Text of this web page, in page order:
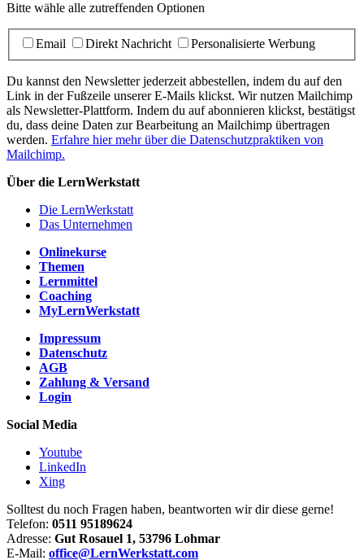
Bitte wähle alle zutreffenden Optionen
Email Direkt Nachricht Personalisierte Werbung
Du kannst den Newsletter jederzeit abbestellen, indem du auf den
Link in der Fußzeile unserer E-Mails klickst. Wir nutzen Mailchimp
als Newsletter-Plattform. Indem du auf abonnieren klickst, bestätigst
du, dass deine Daten zur Bearbeitung an Mailchimp übertragen
werden. Erfahre hier mehr über die Datenschutzpraktiken von
Mailchimp.
Über die LernWerkstatt
Die LernWerkstatt
Das Unternehmen
Onlinekurse
Themen
Lernmittel
Coaching
MyLernWerkstatt
Impressum
Datenschutz
AGB
Zahlung & Versand
Login
Social Media
Youtube
LinkedIn
Xing
Solltest du noch Fragen haben, beantworten wir dir diese gerne!
Telefon: 0511 95189624
Adresse: Gut Rosauel 1, 53796 Lohmar
E-Mail: office@LernWerkstatt.com